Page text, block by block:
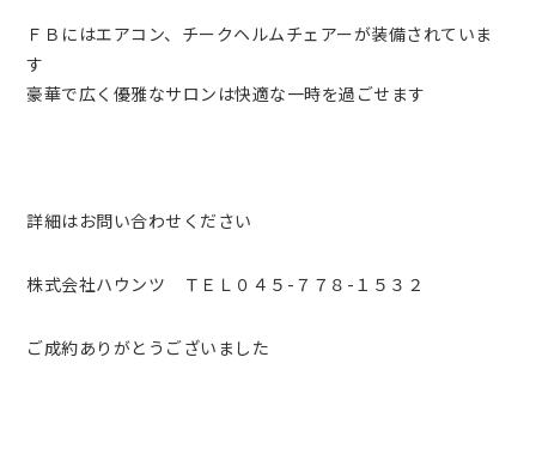
ＦＢにはエアコン、チークヘルムチェアーが装備されていま
す
豪華で広く優雅なサロンは快適な一時を過ごせます
詳細はお問い合わせください
株式会社ハウンツ ＴＥＬ０４５-７７８-１５３２
ご成約ありがとうございました